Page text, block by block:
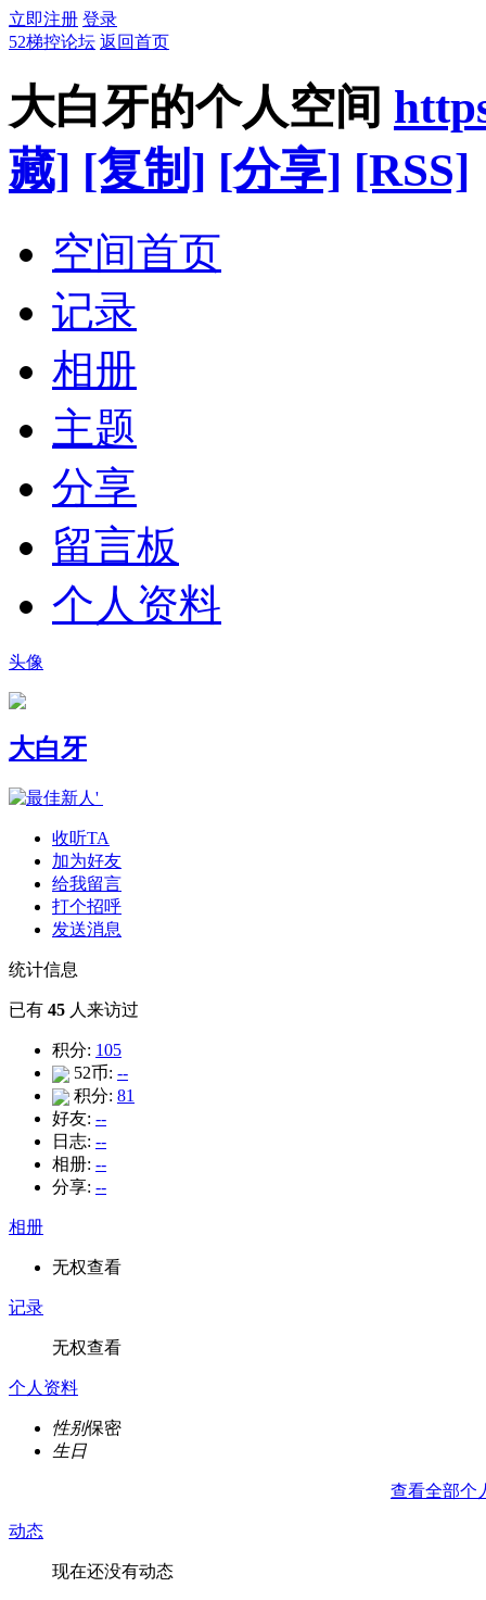
立即注册 登录
52梯控论坛 返回首页
大白牙的个人空间
藏] [复制] [分享] [RSS]
空间首页
记录
相册
主题
分享
留言板
个人资料
头像
大白牙
收听TA
加为好友
给我留言
打个招呼
发送消息
统计信息
已有 45 人来访过
积分: 105
52币: --
积分: 81
好友: --
日志: --
相册: --
分享: --
相册
无权查看
记录
无权查看
个人资料
性别保密
生日
查看全部个
动态
现在还没有动态